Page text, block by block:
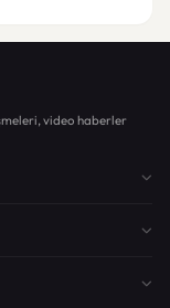
video haberler